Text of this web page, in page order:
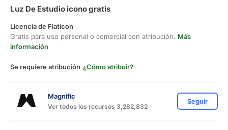
Luz De Estudio icono gratis
Licencia de Flaticon
Gratis para uso personal o comercial con atribución. Más
información
Se requiere atribución ¿Cómo atribuir?
Magnific
Ver todos los recursos 3,282,832
Seguir